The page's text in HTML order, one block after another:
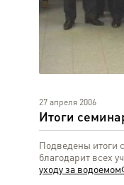
27 апреля 2006
Итоги
Подведены итоги
благодарит всех
уходу за водоемом